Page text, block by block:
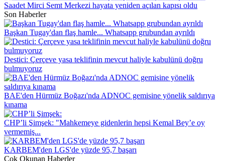
Saadet Mirci Semt Merkezi hayata yeniden açılan kapısı oldu
Son Haberler
Başkan Tugay'dan flaş hamle... Whatsapp grubundan ayrıldı
Destici: Çerçeve yasa teklifinin mevcut haliyle kabulünü doğru
bulmuyoruz
BAE'den Hürmüz Boğazı'nda ADNOC gemisine yönelik saldırıya
kınama
CHP’li Şimşek: "Mahkemeye gidenlerin hepsi Kemal Bey’e oy
vermemiş...
KARBEM'den LGS'de yüzde 95,7 başarı
Çok Okunan Haberler